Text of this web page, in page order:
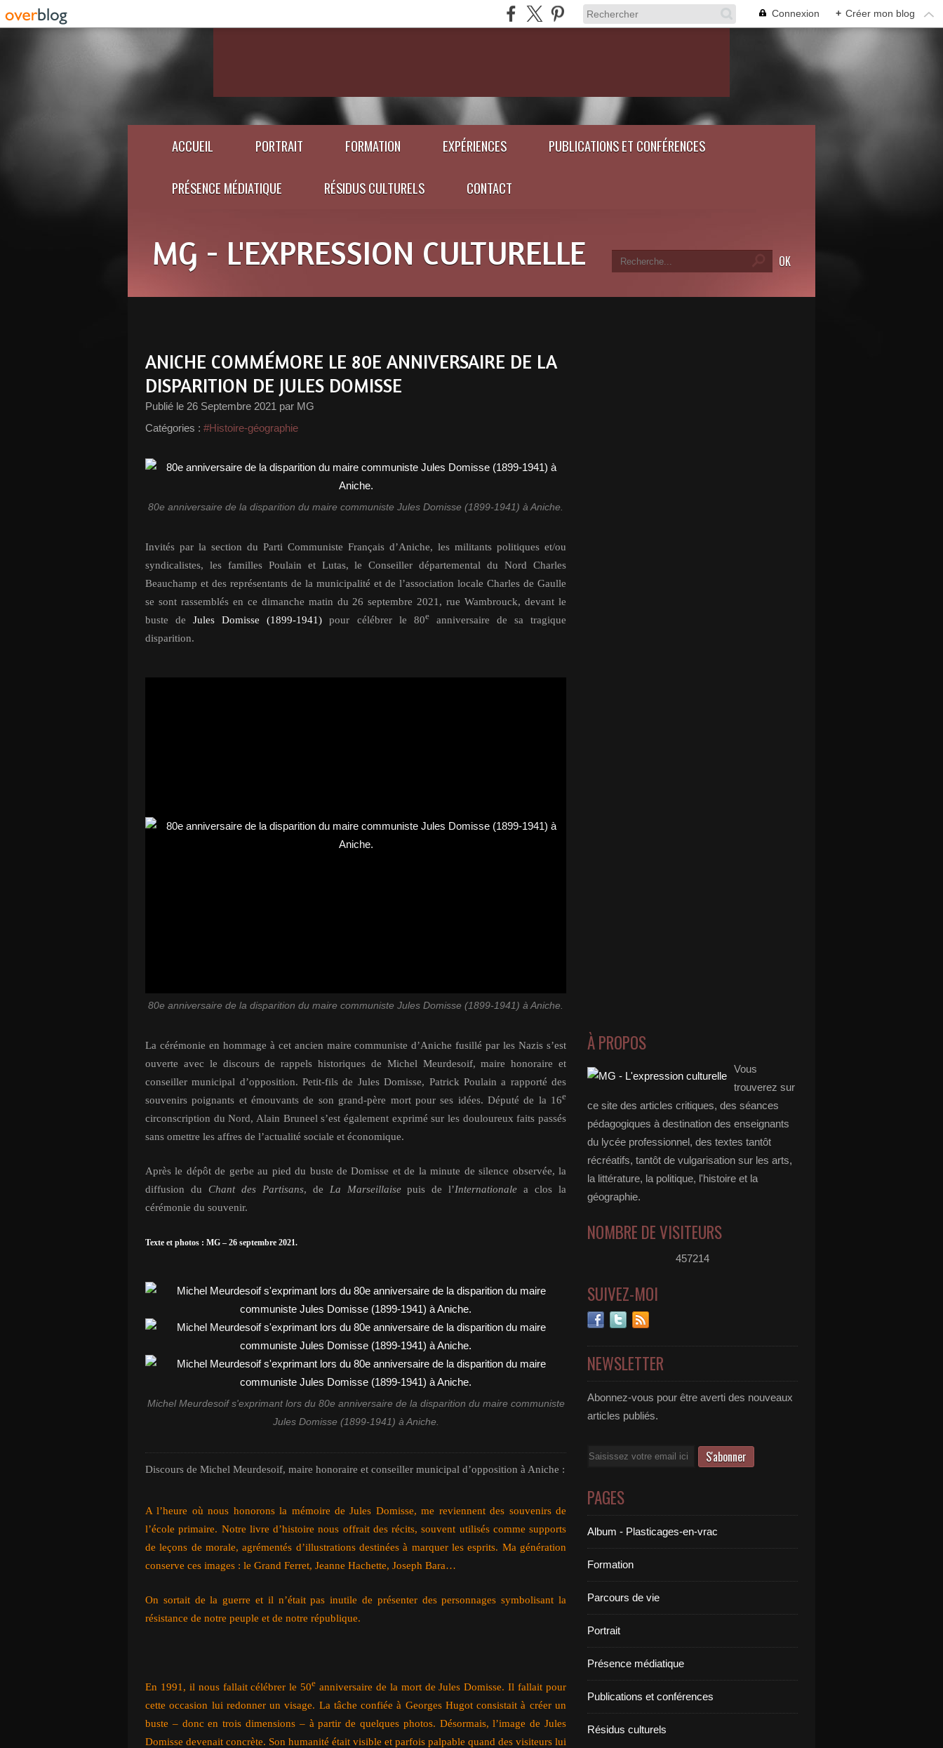
Connexion + Créer mon blog
ACCUEIL PORTRAIT FORMATION EXPÉRIENCES PUBLICATIONS ET CONFÉRENCES
PRÉSENCE MÉDIATIQUE RÉSIDUS CULTURELS CONTACT
MG - L'EXPRESSION CULTURELLE
ANICHE COMMÉMORE LE 80E ANNIVERSAIRE DE LA
DISPARITION DE JULES DOMISSE
Publié le 26 Septembre 2021 par MG
Catégories : #Histoire-géographie
80e anniversaire de la disparition du maire communiste Jules Domisse (1899-1941) à Aniche.
Invités par la section du Parti Communiste Français d’Aniche, les militants politiques et/ou
syndicalistes, les familles Poulain et Lutas, le Conseiller départemental du Nord Charles
Beauchamp et des représentants de la municipalité et de l’association locale Charles de Gaulle
se sont rassemblés en ce dimanche matin du 26 septembre 2021, rue Wambrouck, devant le
buste deJules Domisse (1899-1941) pour célébrer le 80eanniversaire de sa tragique
disparition.
80e anniversaire de la disparition du maire communiste Jules Domisse (1899-1941) à Aniche.
La cérémonie en hommage à cet ancien maire communiste d’Aniche fusillé par les Nazis s’est
ouverte avec le discours de rappels historiques de Michel Meurdesoif, maire honoraire et
conseiller municipal d’opposition. Petit-fils de Jules Domisse, Patrick Poulain a rapporté des
souvenirs poignants et émouvants de son grand-père mort pour ses idées. Député de la 16e
circonscription du Nord, Alain Bruneel s’est également exprimé sur les douloureux faits passés
sans omettre les affres de l’actualité sociale et économique.
Après le dépôt de gerbe au pied du buste de Domisse et de la minute de silence observée, la
diffusion du Chant des Partisans, de La Marseillaisepuis de l’Internationale a clos la
cérémonie du souvenir.
Texte et photos : MG – 26 septembre 2021.
Michel Meurdesoif s'exprimant lors du 80e anniversaire de la disparition du maire communiste
Jules Domisse (1899-1941) à Aniche.
Discours de Michel Meurdesoif, maire honoraire et conseiller municipal d’opposition à Aniche :
A l’heure où nous honorons la mémoire de Jules Domisse, me reviennent des souvenirs de
l’école primaire. Notre livre d’histoire nous offrait des récits, souvent utilisés comme supports
de leçons de morale, agrémentés d’illustrations destinées à marquer les esprits. Ma génération
conserve ces images : le Grand Ferret, Jeanne Hachette, Joseph Bara…
On sortait de la guerre et il n’était pas inutile de présenter des personnages symbolisant la
résistance de notre peuple et de notre république.
En 1991, il nous fallait célébrer le 50e anniversaire de la mort de Jules Domisse. Il fallait pour
cette occasion lui redonner un visage. La tâche confiée à Georges Hugot consistait à créer un
buste – donc en trois dimensions – à partir de quelques photos. Désormais, l’image de Jules
Domisse devenait concrète. Son humanité était visible et parfois palpable quand des visiteurs lui
À PROPOS
Vous
trouverez sur
ce site des articles critiques, des séances
pédagogiques à destination des enseignants
du lycée professionnel, des textes tantôt
récréatifs, tantôt de vulgarisation sur les arts,
la littérature, la politique, l'histoire et la
géographie.
NOMBRE DE VISITEURS
457214
SUIVEZ-MOI
NEWSLETTER
Abonnez-vous pour être averti des nouveaux
articles publiés.
Email
PAGES
Album - Plasticages-en-vrac
Formation
Parcours de vie
Portrait
Présence médiatique
Publications et conférences
Résidus culturels